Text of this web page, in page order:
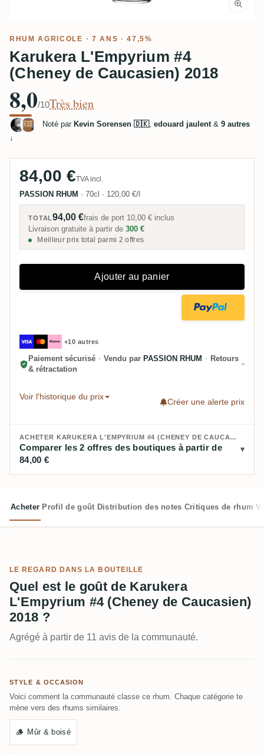
RHUM AGRICOLE · 7 ANS · 47,5%
Karukera L'Empyrium #4
(Cheney de Caucasien) 2018
8,0/10Très bien
Noté par Kevin Sorensen 🇩🇰, edouard jaulent& 9 autres
↓
84,00 €TVA incl.
PASSION RHUM · 70cl · 120,00 €/l
TOTAL94,00 €frais de port 10,00 € inclus
Livraison gratuite à partir de 300 €
Meilleur prix total parmi 2 offres
Ajouter au panier
+10 autres
Paiement sécurisé · Vendu par PASSION RHUM · Retours
& rétractation
Voir l'historique du prix
Créer une alerte prix
ACHETER KARUKERA L'EMPYRIUM #4 (CHENEY DE CAUCASIEN) 2018 :
Comparer les 2 offres des boutiques à partir de
84,00 €
Acheter Profil de goût Distribution des notes Critiques de rhum
LE REGARD DANS LA BOUTEILLE
Quel est le goût de Karukera
L'Empyrium #4 (Cheney de Caucasien)
2018 ?
Agrégé à partir de 11 avis de la communauté.
STYLE & OCCASION
Voici comment la communauté classe ce rhum. Chaque catégorie te
mène vers des rhums similaires.
🪵 Mûr & boisé